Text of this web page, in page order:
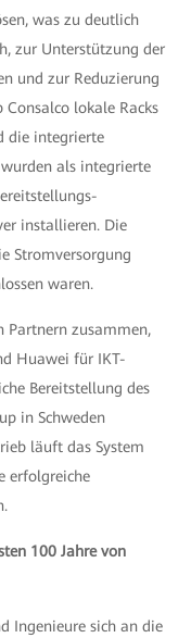
was zu deutlich
zur Unterstützung der
und zur Reduzierung
lokale Racks
die integrierte
als integrierte
installieren. Die
Stromversorgung
waren.
Partnern zusammen,
Huawei für IKT-
Bereitstellung des
in Schweden
läuft das System
erfolgreiche
100 Jahre von
Ingenieure sich an die